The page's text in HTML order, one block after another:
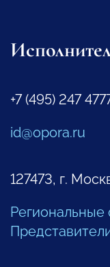
+7 (495) 247
id@opora.ru
127473, г.
Региональные